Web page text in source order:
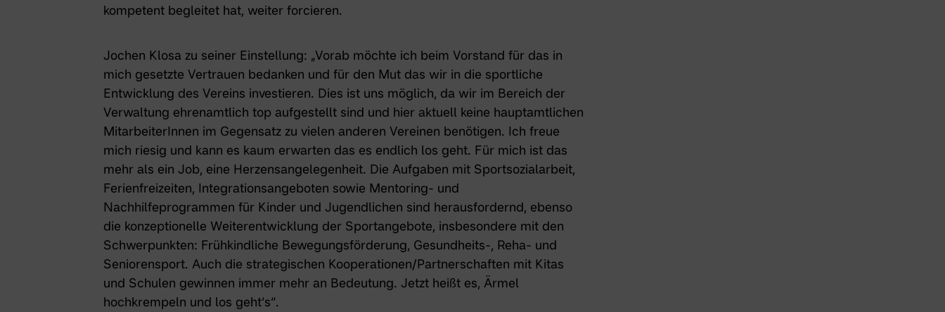
kompetent begleitet hat, weiter forcieren.
Jochen Klosa zu seiner Einstellung: „Vorab möchte ich beim Vorstand für das in
mich gesetzte Vertrauen bedanken und für den Mut das wir in die sportliche
Entwicklung des Vereins investieren. Dies ist uns möglich, da wir im Bereich der
Verwaltung ehrenamtlich top aufgestellt sind und hier aktuell keine hauptamtlichen
MitarbeiterInnen im Gegensatz zu vielen anderen Vereinen benötigen. Ich freue
mich riesig und kann es kaum erwarten das es endlich los geht. Für mich ist das
mehr als ein Job, eine Herzensangelegenheit. Die Aufgaben mit Sportsozialarbeit,
Ferienfreizeiten, Integrationsangeboten sowie Mentoring- und
Nachhilfeprogrammen für Kinder und Jugendlichen sind herausfordernd, ebenso
die konzeptionelle Weiterentwicklung der Sportangebote, insbesondere mit den
Schwerpunkten: Frühkindliche Bewegungsförderung, Gesundheits-, Reha- und
Seniorensport. Auch die strategischen Kooperationen/Partnerschaften mit Kitas
und Schulen gewinnen immer mehr an Bedeutung. Jetzt heißt es, Ärmel
hochkrempeln und los geht‘s“.